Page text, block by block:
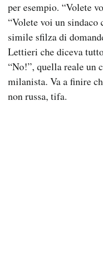
per esempio. “Volete
“Volete voi un sindaco
simile sfilza di
Lettieri che diceva
“No!”, quella reale un
milanista. Va a finire
non russa, tifa.